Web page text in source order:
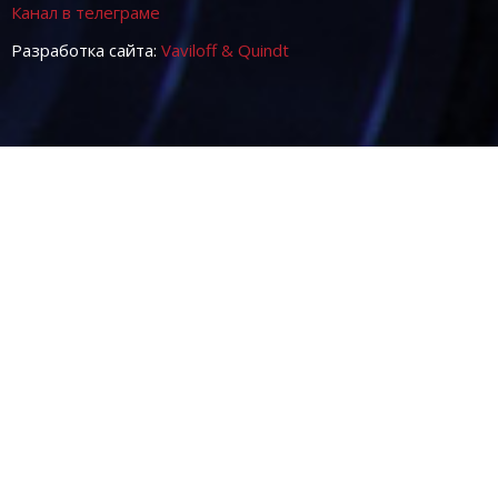
Канал в телеграме
Разработка сайта: Vaviloff & Quindt